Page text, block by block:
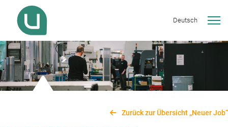
Deutsch
Zurück zur Übersicht „Neuer Job“